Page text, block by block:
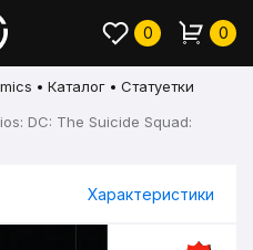
0 0
Каталог
Статуетки
DC: The Suicide Squad:
Характеристики